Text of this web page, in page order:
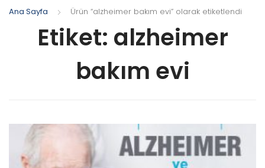
Ana Sayfa Ürün “alzheimer bakım evi” olarak etiketlendi
Etiket: alzheimer
bakım evi